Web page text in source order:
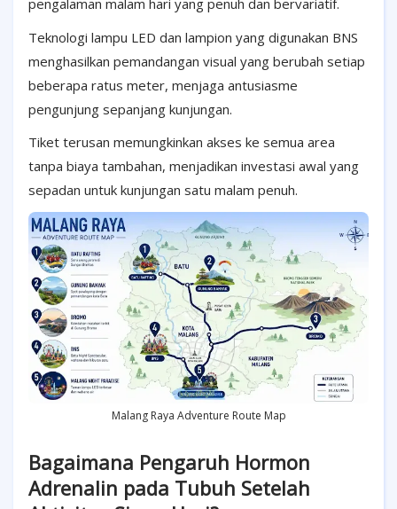
Teknologi lampu LED dan lampion yang digunakan BNS
menghasilkan pemandangan visual yang berubah setiap
beberapa ratus meter, menjaga antusiasme
pengunjung sepanjang kunjungan.
Tiket terusan memungkinkan akses ke semua area
tanpa biaya tambahan, menjadikan investasi awal yang
sepadan untuk kunjungan satu malam penuh.
Malang Raya Adventure Route Map
Bagaimana Pengaruh Hormon
Adrenalin pada Tubuh Setelah